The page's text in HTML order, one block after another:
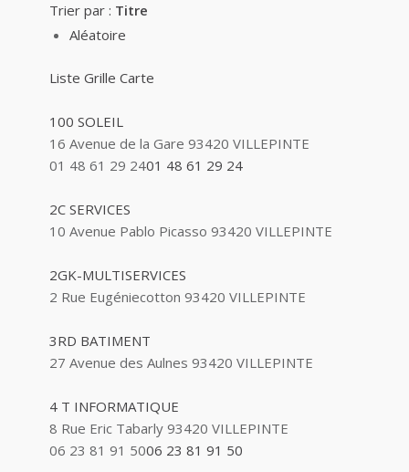
Trier par : Titre
Aléatoire
Liste Grille Carte
100 SOLEIL
16 Avenue de la Gare 93420 VILLEPINTE
01 48 61 29 2401 48 61 29 24
2C SERVICES
10 Avenue Pablo Picasso 93420 VILLEPINTE
2GK-MULTISERVICES
2 Rue Eugéniecotton 93420 VILLEPINTE
3RD BATIMENT
27 Avenue des Aulnes 93420 VILLEPINTE
4 T INFORMATIQUE
8 Rue Eric Tabarly 93420 VILLEPINTE
06 23 81 91 5006 23 81 91 50